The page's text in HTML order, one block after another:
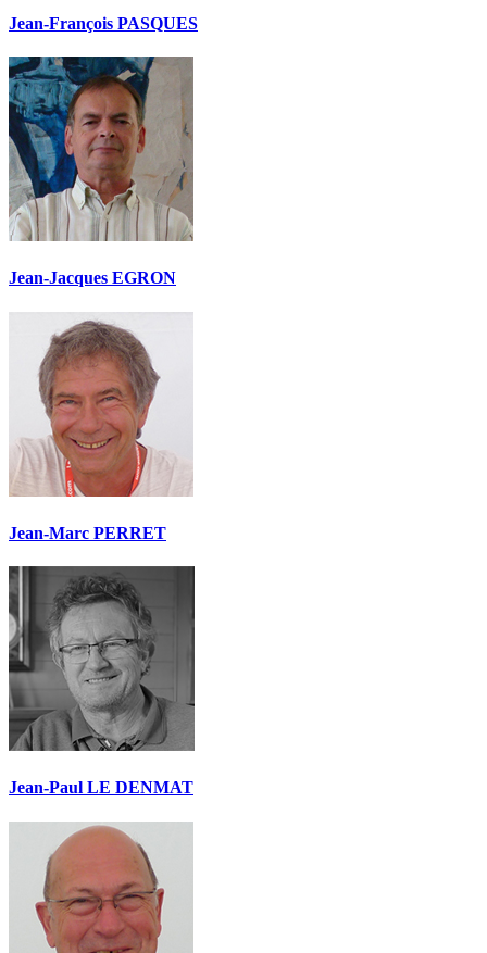
Jean-François PASQUES
Jean-Jacques EGRON
Jean-Marc PERRET
Jean-Paul LE DENMAT